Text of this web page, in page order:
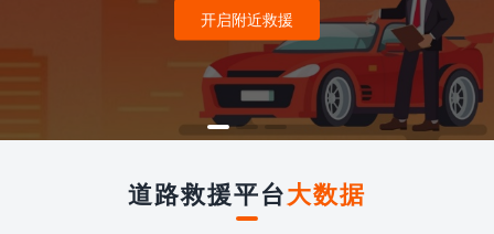
开启附近救援
道路救援平台大数据